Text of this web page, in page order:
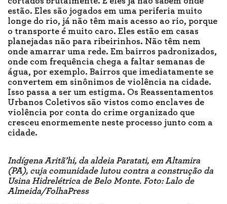
estão. Eles são jogados em uma periferia muito
longe do rio, já não têm mais acesso ao rio, porque
o transporte é muito caro. Eles estão em casas
planejadas não para ribeirinhos. Não têm nem
onde amarrar uma rede. Em bairros padronizados,
onde com frequência chega a faltar semanas de
água, por exemplo. Bairros que imediatamente se
convertem em sinônimos de violência na cidade.
Isso passa a ser um estigma. Os Reassentamentos
Urbanos Coletivos são vistos como enclaves de
violência por conta do crime organizado que
cresceu enormemente neste processo junto com a
cidade.
Indígena Aritã’hi, da aldeia Paratati, em Altamira
(PA), cuja comunidade lutou contra a construção da
Usina Hidrelétrica de Belo Monte. Foto: Lalo de
Almeida/FolhaPress